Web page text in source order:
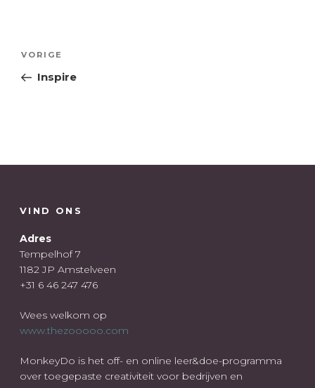
Vorig
bericht
VORIGE
Inspire
VIND ONS
Adres
Tempelhof 7
1182 JP Amstelveen
+31 6 46 247 476
Wees welkom op
www.thezooooo.com
MonkeyDo is het off- en online leer&doe-programma
over toegepaste creativiteit voor bedrijven en